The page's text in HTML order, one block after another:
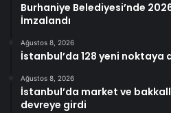
Burhaniye Belediyesi’nde
İmzalandı
Ağustos 8, 2026
İstanbul’da 128 yeni noktaya
Ağustos 8, 2026
İstanbul’da market ve
devreye girdi